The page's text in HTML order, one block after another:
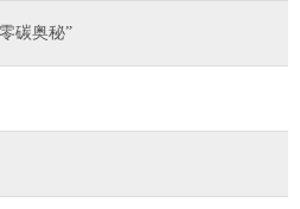
碳奥秘”